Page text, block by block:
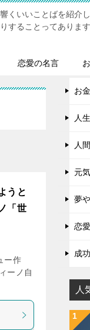
くいいことばを紹介
することってありま
恋愛の名言
うと
「世
ー作
ーノ自
お
人
人
元
夢
恋
成
人